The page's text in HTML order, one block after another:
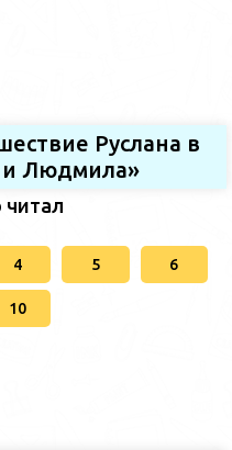
Руслана в
и Людмила»
читал
4 5 6
10